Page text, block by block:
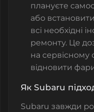
плануєте
або
всі необхідні
ремонту. Це
на сервісному
відновити
Як Subaru
Subaru завжди